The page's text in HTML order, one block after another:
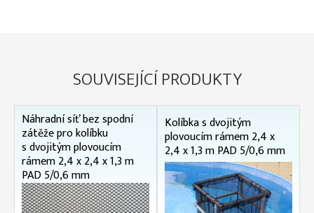
SOUVISEJÍCÍ PRODUKTY
Náhradní síť bez spodní
zátěže pro kolíbku
s dvojitým plovoucím
rámem 2,4 x 2,4 x 1,3 m
PAD 5/0,6 mm
Kolíbka s dvojitým
plovoucím rámem 2,4 x
2,4 x 1,3 m PAD 5/0,6 mm